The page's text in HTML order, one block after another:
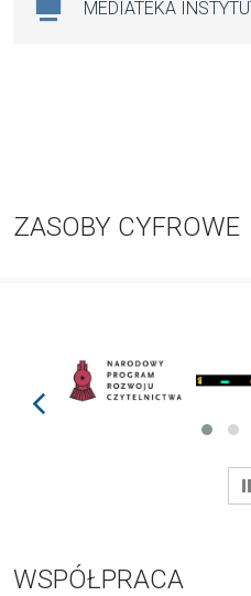
MEDIATEKA
ZASOBY CYFROWE
prev
WSPÓŁPRACA